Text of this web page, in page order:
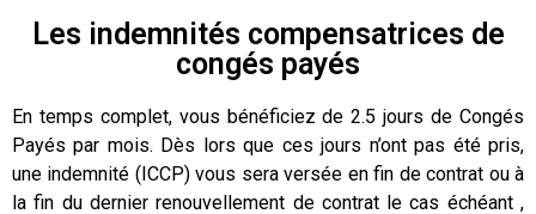
Les indemnités compensatrices de
congés payés
En temps complet, vous bénéficiez de 2.5 jours de Congés
Payés par mois. Dès lors que ces jours n’ont pas été pris,
une indemnité (ICCP) vous sera versée en fin de contrat ou à
la fin du dernier renouvellement de contrat le cas échéant,